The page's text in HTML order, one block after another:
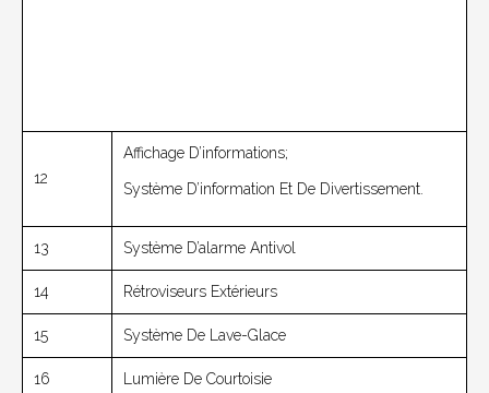
12
Affichage D’informations;
Système D’information Et De Divertissement.
13 Système D’alarme Antivol
14 Rétroviseurs Extérieurs
15 Système De Lave-Glace
16 Lumière De Courtoisie